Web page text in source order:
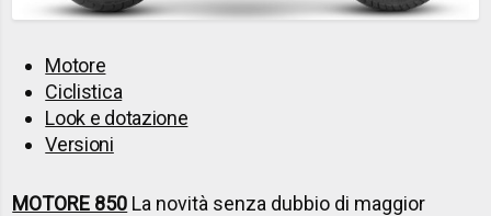
Motore
Ciclistica
Look e dotazione
Versioni
MOTORE 850 La novità senza dubbio di maggior